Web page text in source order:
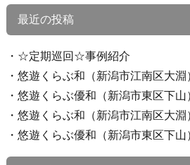
最近の投稿
☆定期巡回☆事例紹介
悠遊くらぶ和（新潟市江南区大
悠遊くらぶ優和（新潟市東区下
悠遊くらぶ和（新潟市江南区大
悠遊くらぶ優和（新潟市東区下